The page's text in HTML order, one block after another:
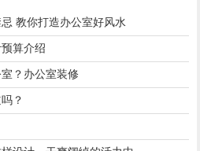
教你打造办公室好风水
算介绍
？办公室装修
？